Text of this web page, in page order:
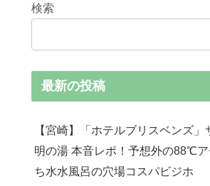
検索
最新の投稿
【宮崎】「ホテルブリスベンズ」
明の湯 本音レポ！予想外の88℃
ち水水風呂の穴場コスパビジホ